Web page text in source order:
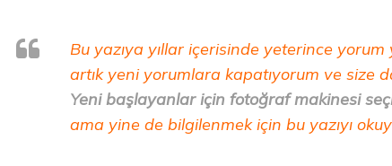
Bu yazıya yıllar içerisinde yeterince
artık yeni yorumlara kapatıyorum ve size
Yeni başlayanlar için fotoğraf makinesi
ama yine de bilgilenmek için bu yazıyı